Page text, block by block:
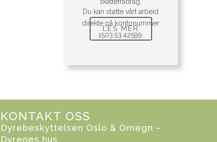
Du kan støtte vårt arbeid
direkte på kontonummer
1503.53.42599.
LES MER
KONTAKT OSS
Dyrebeskyttelsen Oslo & Omegn –
Dyrenes hus